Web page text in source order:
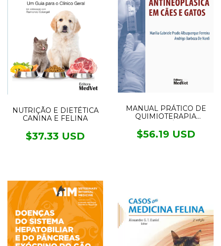
NUTRIÇÃO E DIETÉTICA
CANINA E FELINA
$37.33 USD
MANUAL PRÁTICO DE
QUIMIOTERAPIA
CÃES E GATOS
$56.19 USD